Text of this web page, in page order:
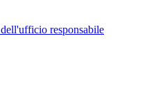
responsabile